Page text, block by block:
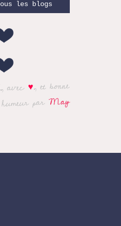
les blogs
avec♥, et bonne
humeur parMay